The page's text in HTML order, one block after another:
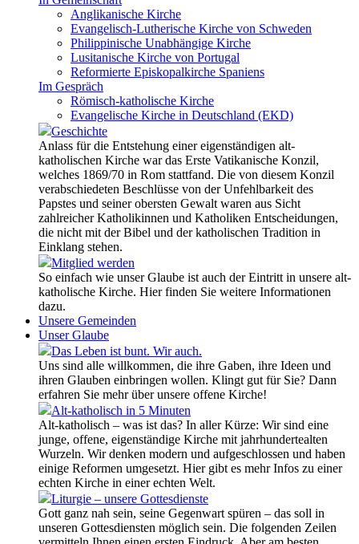
Anglikanische Kirche
Evangelisch-Lutherische Kirche von Schweden
Philippinische Unabhängige Kirche
Lusitanische Kirche von Portugal
Reformierte Episkopalkirche Spaniens
Im Gespräch
Römisch-katholische Kirche
Evangelische Kirche in Deutschland (EKD)
Geschichte
Anlass für die Entstehung einer eigenständigen alt-
katholischen Kirche war das Erste Vatikanische Konzil,
welches 1869/70 in Rom stattfand. Die von diesem Konzil
verabschiedeten Beschlüsse von der Unfehlbarkeit des
Papstes und seiner obersten Gewalt waren aus Sicht
zahlreicher Katholikinnen und Katholiken Entscheidungen,
die nicht mit der Bibel und der katholischen Tradition in
Einklang stehen.
Mitglied werden
So einfach wie unser Glaube ist auch der Eintritt in unsere alt-
katholische Kirche. Hier finden Sie weitere Informationen
dazu.
Unsere Gemeinden
Unser Glaube
Das Leben ist bunt. Wir auch.
Uns sind alle willkommen, die ihre Gaben, ihre Ideen und
ihren Glauben einbringen wollen. Klingt gut für Sie? Dann
erfahren Sie mehr über unsere offene Kirche!
Alt-katholisch in 5 Minuten
Alt-katholisch – was ist das? In aller Kürze: Wir sind eine
junge, offene, eigenständige Kirche mit jahrhundertealten
Wurzeln. Wir denken modern und aufgeschlossen und haben
einige Reformen umgesetzt. Hier gibt es mehr Infos zu einer
echten Kirche in einer echten Welt.
Liturgie – unsere Gottesdienste
Gott ganz nah sein, seine Gegenwart spüren – das soll in
unseren Gottesdiensten möglich sein. Die folgenden Zeilen